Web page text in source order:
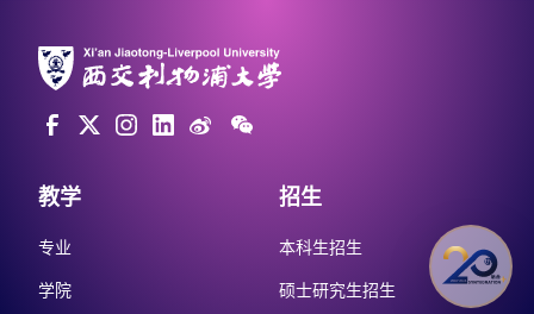
教学
专业
学院
招生
本科生招生
硕士研究生招生